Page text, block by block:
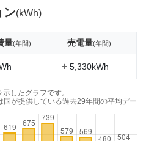
ン(kWh)
量(年間) 売電量(年間)
+5,330kWh
したグラフです。
が提供している過去29年間の平均デー